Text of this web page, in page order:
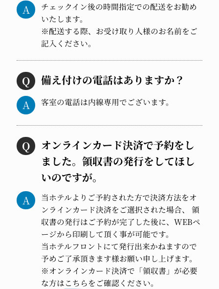
チェックイン後の時間指定での配送をお勧め
いたします。
※配送する際、お受け取り人様のお名前をご
記入ください。
備え付けの電話はありますか？
客室の電話は内線専用でございます。
オンラインカード決済で予約をし
ました。領収書の発行をしてほし
いのですが。
当ホテルよりご予約された方で決済方法をオ
ンラインカード決済をご選択された場合、 領
収書の発行はご予約が完了した後に、WEBペ
ージから印刷して頂く事が可能です。
当ホテルフロントにて発行出来かねますので
予めご了承頂きます様お願い申し上げます。
※オンラインカード決済で「領収書」が必要
な方はこちらをご確認ください。